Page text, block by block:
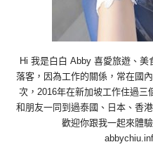
Hi 我是白白 Abby 喜愛旅遊、
落客，因為工作的關係，常在國
次，2016年在新加坡工作住過三
和朋友一同到過泰國、日本、香
歡迎你跟我一起來體